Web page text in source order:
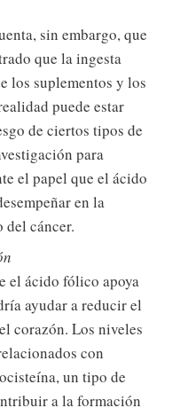
embargo, que
que la ingesta
los suplementos y los
puede estar
de ciertos tipos de
para
el papel que el ácido
en la
cáncer.
el ácido fólico apoya
ayudar a reducir el
corazón. Los niveles
con
un tipo de
a la formación